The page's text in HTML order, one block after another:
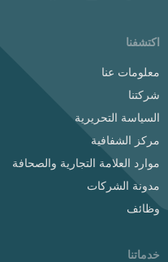
اكتشفنا
معلومات عنا
شركتنا
السياسة التحريرية
مركز الشفافية
موارد العلامة التجارية والصحافة
مدونة الشركات
وظائف
خدماتنا